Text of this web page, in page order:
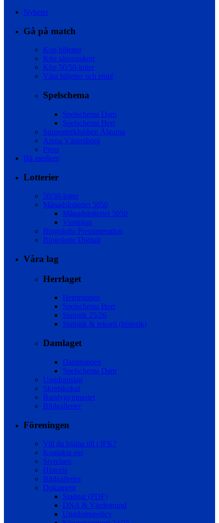
Nyheter
Gå på match
Köp biljetter
Köp säsongskort
Köp 50/50-lotter
Våra biljetter och entré
Spelschema
Spelschema Dam
Spelschema Herr
Supporterklubben Älgarna
Arena Vänersborg
Press
Bli medlem
Lotterier
50/50-lotter
Månadslotteriet 5050
Månadslotteriet 5050
Vinstplan
Bingolotto Prenumeration
Bingolotto Digitalt
Våra lag
Herrlaget
Herrtruppen
Spelschema Herr
Statistik 25/26
Statistik & rekord (historik)
Damlaget
Damtruppen
Spelschema Dam
Ungdomslag
Skridskokul
Bandygymnasiet
Bildgallerier
Föreningen
Vill du hjälpa till i IFK?
Kontakta oss
Styrelsen
Historia
Bildgallerier
Dokument
Stadgar (PDF)
DNA & Värdegrund
Ungdomspolicy